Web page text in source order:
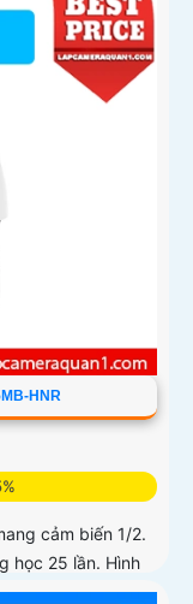
chuẩn chống
HNR
cảm biến 1/2.
học 25 lần. Hình
ngoại 100 mét